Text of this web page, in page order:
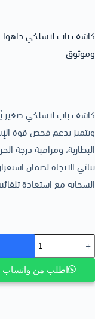
وموثوق
كاشف باب لاسلكي صغير
ويتميز بدعم فحص قوة
البطارية، ومراقبة درجة
ثنائي الاتجاه لضمان
السحابة مع استعادة
اطلب من واتساب